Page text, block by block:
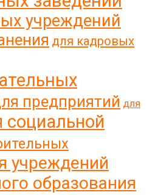
учреждений
для кадровых
предприятий для
социальной
учреждений
образования